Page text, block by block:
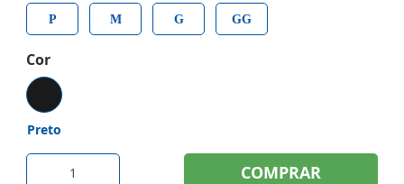
P M G GG
Cor
Preto
COMPRAR